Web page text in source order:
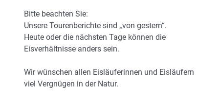
Bitte beachten Sie:
Unsere Tourenberichte sind „von gestern“.
Heute oder die nächsten Tage können die
Eisverhältnisse anders sein.
Wir wünschen allen Eisläuferinnen und Eisläufern
viel Vergnügen in der Natur.